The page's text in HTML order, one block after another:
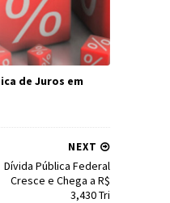
de Juros em
NEXT
Dívida Pública Federal
Cresce e Chega a R$
3,430 Tri